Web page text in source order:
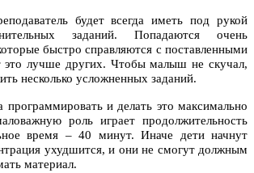
будет всегда иметь под рукой
заданий. Попадаются очень
быстро справляются с поставленными
это лучше других. Чтобы малыш не скучал,
несколько усложненных заданий.
программировать и делать это максимально
роль играет продолжительность
время – 40 минут. Иначе дети начнут
ухудшится, и они не смогут должным
материал.